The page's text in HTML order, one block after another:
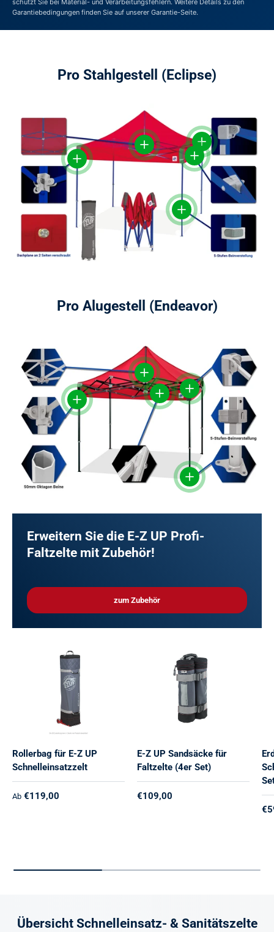
schützt Sie bei Material- und Verarbeitungsfehlern. Weitere Details zu den
Garantiebedingungen finden Sie auf unserer Garantie-Seite.
Pro Stahlgestell (Eclipse)
Einzelheiten anzeigen
Einzelheiten anzeigen
Einzelheiten
Einzelheiten anzeigen
Einzelheiten anzeigen
Pro Alugestell (Endeavor)
Einzelheiten anzeigen
Einzelheiten anzeigen
Einzelheiten anzeigen
Einzelheiten anzeigen
Einzelheiten anzeigen
Erweitern Sie die E-Z UP Profi-
Faltzelte mit Zubehör!
zum Zubehör
Rollerbag für E-Z UP
Schnelleinsatzzelt
Normaler Preis
Ab €119,00
E-Z UP Sandsäcke für
Faltzelte (4er Set)
Normaler Preis
€109,00
Übersicht Schnelleinsatz- & Sanitätszelte